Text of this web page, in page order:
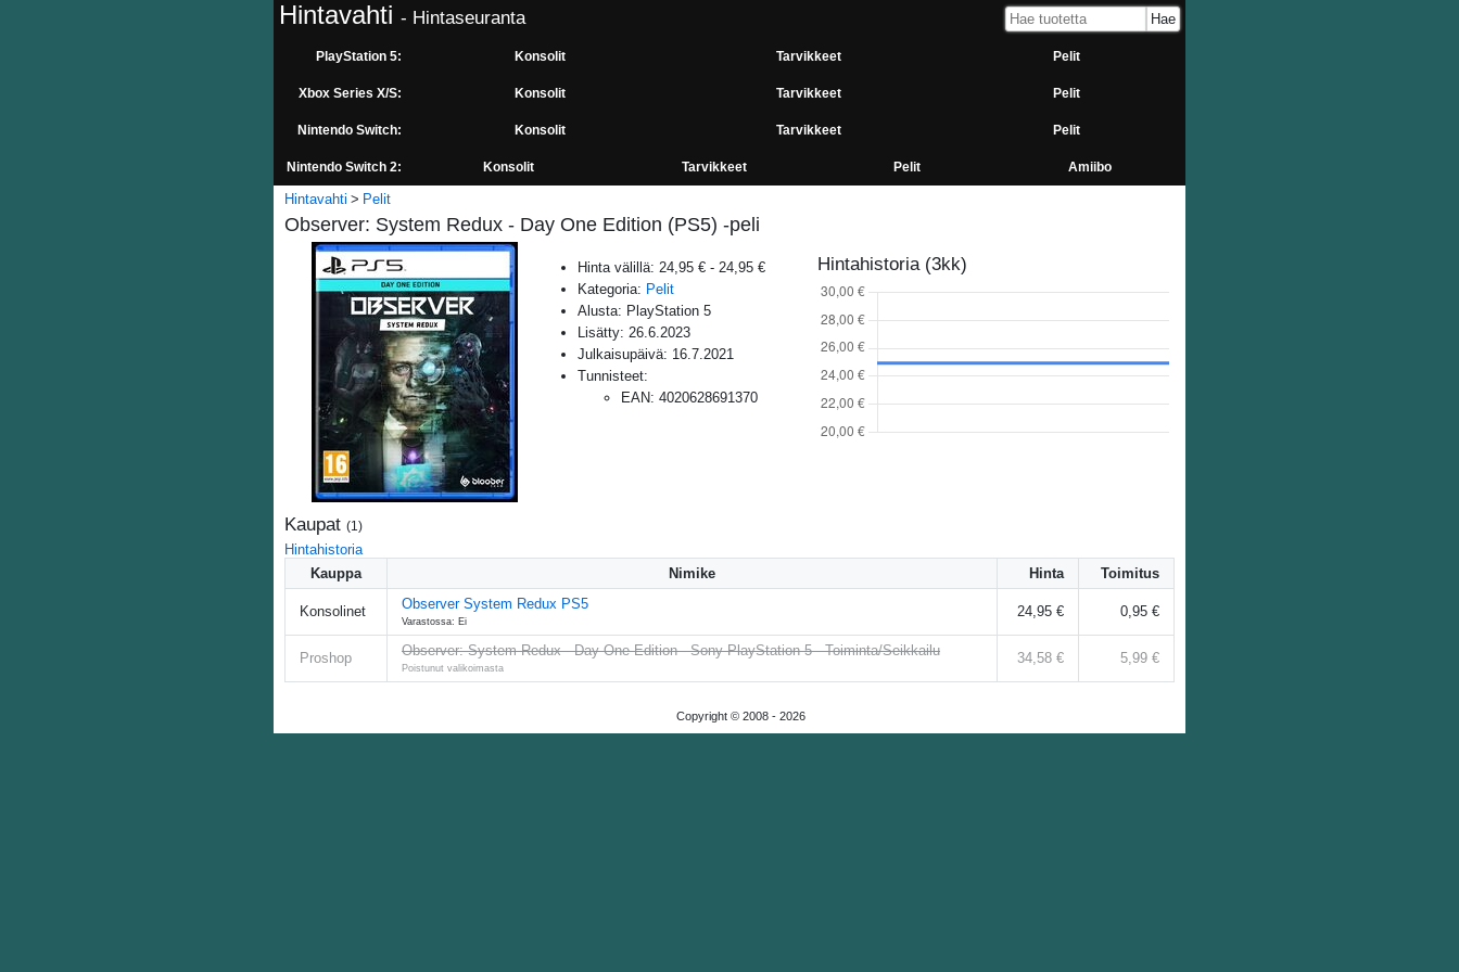
Hintavahti - Hintaseuranta
PlayStation 5: Konsolit Tarvikkeet Pelit
Xbox Series X/S: Konsolit Tarvikkeet Pelit
Nintendo Switch: Konsolit Tarvikkeet Pelit
Nintendo Switch 2: Konsolit Tarvikkeet Pelit Amiibo
Hintavahti Pelit
Observer: System Redux - Day One Edition (PS5) -peli
Hinta välillä: 24,95 € - 24,95 €
Kategoria: Pelit
Alusta: PlayStation 5
Lisätty: 26.6.2023
Julkaisupäivä: 16.7.2021
Tunnisteet:
EAN: 4020628691370
Hintahistoria (3kk)
Kaupat (1 )
Hintahistoria
Kauppa
Nimike Hinta Toimitus
Konsolinet Observer System Redux PS5
Varastossa: Ei
24,95 € 0,95 €
Proshop Observer: System Redux - Day One Edition - Sony PlayStation 5 - Toiminta/Seikkailu
Poistunut valikoimasta
34,58 € 5,99 €
Copyright © 2008 - 2026